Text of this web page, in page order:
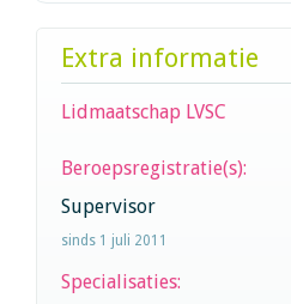
Extra informatie
Lidmaatschap LVSC
Beroepsregistratie(s):
Supervisor
sinds 1 juli 2011
Specialisaties: